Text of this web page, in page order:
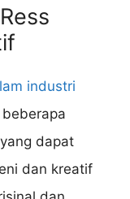
industri
dapat
dan kreatif